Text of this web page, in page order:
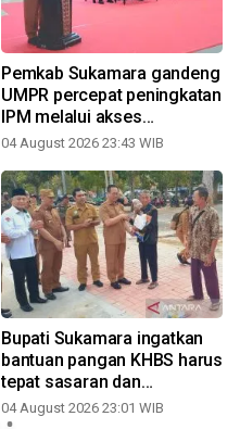
Pemkab Sukamara gandeng
UMPR percepat peningkatan
IPM melalui akses
pendidikan
04 August 2026 23:43 WIB
Bupati Sukamara ingatkan
bantuan pangan KHBS harus
tepat sasaran dan
transparan
04 August 2026 23:01 WIB